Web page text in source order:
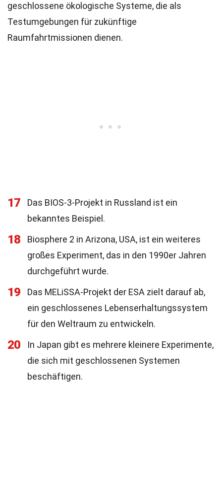
geschlossene ökologische Systeme, die als
Testumgebungen für zukünftige
Raumfahrtmissionen dienen.
17
Das BIOS-3-Projekt in Russland ist ein
bekanntes Beispiel.
18
Biosphere 2 in Arizona, USA, ist ein weiteres
großes Experiment, das in den 1990er Jahren
durchgeführt wurde.
19
Das MELiSSA-Projekt der ESA zielt darauf ab,
ein geschlossenes Lebenserhaltungssystem
für den Weltraum zu entwickeln.
20
In Japan gibt es mehrere kleinere Experimente,
die sich mit geschlossenen Systemen
beschäftigen.